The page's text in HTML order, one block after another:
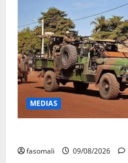
MEDIAS
fasomali 09/08/2026